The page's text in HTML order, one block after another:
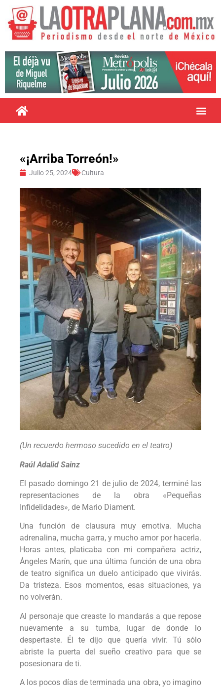
«¡Arriba Torreón!»
Julio 25, 2024 Cultura
(Un recuerdo hermoso sucedido en el teatro)
Raúl Adalid Sainz
El pasado domingo 21 de julio de 2024, terminé las
representaciones de la obra «Pequeñas
Infidelidades», de Mario Diament.
Una función de clausura muy emotiva. Mucha
adrenalina, mucha garra, y mucho amor por hacerla.
Horas antes, platicaba con mi compañera actriz,
Ángeles Marín, que una última función de una obra
de teatro significa un duelo anticipado que vivirás.
Da tristeza. Esos momentos, esas situaciones, ya
no volverán.
Al personaje que creaste lo mandarás a que repose
nuevamente a su tumba, lugar de donde lo
despertaste. Él te dijo que quería vivir. Tú sólo
abriste la puerta del sueño creativo para que se
posesionara de ti.
A los pocos días de terminada una obra, yo imagino